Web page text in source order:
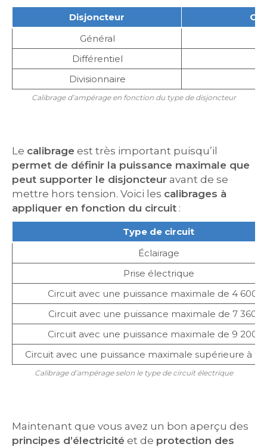
Disjoncteur
Général
Différentiel
Divisionnaire
Calibrage d’ampérage en fonction du type de disjoncteur
Le calibrage est très important puisqu’il
permet de définir la puissance maximale que
peut supporter le disjoncteur avant de se
mettre hors tension. Voici les calibrages à
appliquer en fonction du circuit :
Type de circuit
Éclairage
Prise électrique
Circuit avec une puissance maximale de 4 600
Circuit avec une puissance maximale de 7 360
Circuit avec une puissance maximale de 9 200
Circuit avec une puissance maximale supérieure à 9
Calibrage d’ampérage selon le type de circuit électrique
Maintenant que vous avez un bon aperçu des
principes d’électricité et de protection des